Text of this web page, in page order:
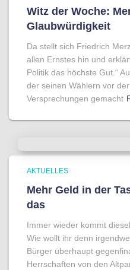
Witz der Woche:
Glaubwürdigkeit
Da stellt sich Friedrich
allen Ernstes hin und
Politik das höchste Gut.“
der seinen Wählern vor
Versprechungen gemacht
AKTUELLES
Mehr Geld in der
das
Immer wieder kommt
Wie wollt ihr denn
Bürger überhaupt
Herrschaften von den